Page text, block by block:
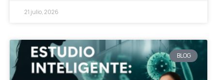
21 julio, 2026
BLOG